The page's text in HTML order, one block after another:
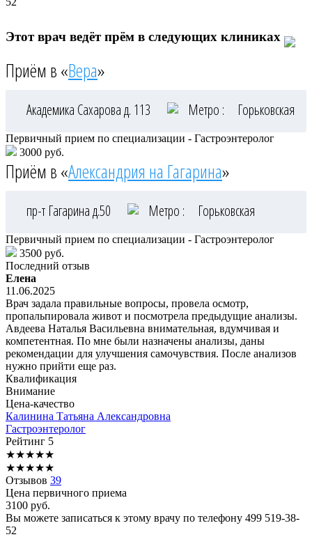
Этот врач ведёт прём в следующих клиниках
Приём в «Вера»
Академика Сахарова д. 113 Метро : Горьковская
Первичный прием по специализации - Гастроэнтеролог
3000 руб.
Приём в «Александрия на Гагарина»
пр-т Гагарина д.50 Метро : Горьковская
Первичный прием по специализации - Гастроэнтеролог
3500 руб.
Последний отзыв
Елена
11.06.2025
Врач задала правильные вопросы, провела осмотр,
пропальпировала живот и посмотрела предыдущие анализы.
Авдеева Наталья Васильевна внимательная, вдумчивая и
компетентная. По мне были назначены анализы, даны
рекомендации для улучшения самочувствия. После анализов
нужно прийти еще раз.
Квалификация
Внимание
Цена-качество
Калинина Татьяна Александровна
Гастроэнтеролог
Рейтинг 5
★★★★★
★★★★★
Отзывов 39
Цена первичного приема
3100 руб.
Вы можете записаться к этому врачу по телефону 499 519-38-
52